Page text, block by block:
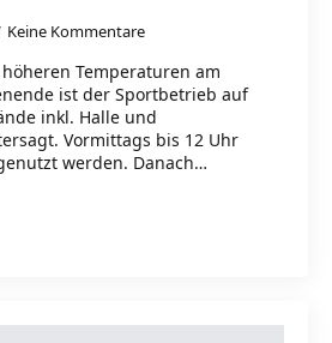
Keine Kommentare
Temperaturen am
ist der Sportbetrieb auf
inkl. Halle und
Vormittags bis 12 Uhr
werden. Danach…